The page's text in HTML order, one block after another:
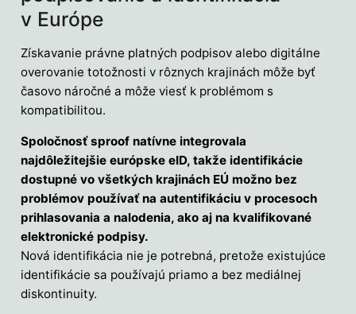
v Európe
Získavanie právne platných podpisov alebo digitálne
overovanie totožnosti v rôznych krajinách môže byť
časovo náročné a môže viesť k problémom s
kompatibilitou.
Spoločnosť sproof natívne integrovala
najdôležitejšie európske eID, takže identifikácie
dostupné vo všetkých krajinách EÚ možno bez
problémov používať na autentifikáciu v procesoch
prihlasovania a nalodenia, ako aj na kvalifikované
elektronické podpisy.
Nová identifikácia nie je potrebná, pretože existujúce
identifikácie sa používajú priamo a bez mediálnej
diskontinuity.